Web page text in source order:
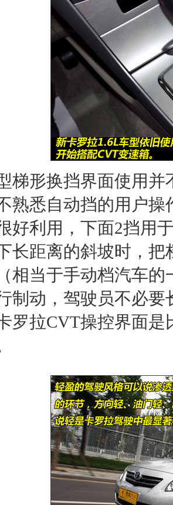
形换挡界面使用并
熟悉自动挡的用户
好利用，下面2挡用
长距离的斜坡时，
相当于手动档汽车
制动，驾驶员不必
罗拉CVT操控界面是